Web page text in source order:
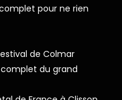
pour ne rien
de Colmar
du grand